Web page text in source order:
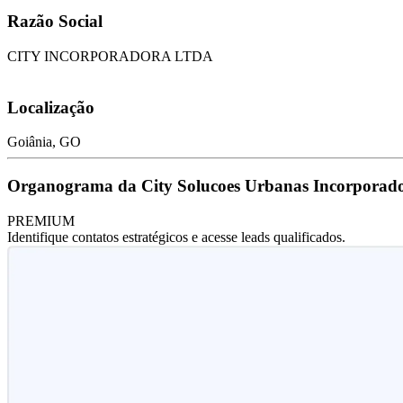
Razão Social
CITY INCORPORADORA LTDA
Localização
Goiânia, GO
Organograma da City Solucoes Urbanas
PREMIUM
Identifique contatos estratégicos e acesse leads qualificados.